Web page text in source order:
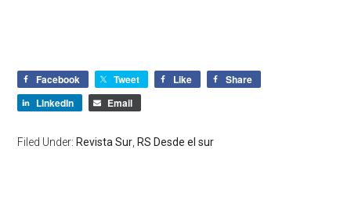
Facebook Tweet Like
Share
LinkedIn
Email
Filed Under: Revista Sur, RS Desde el sur